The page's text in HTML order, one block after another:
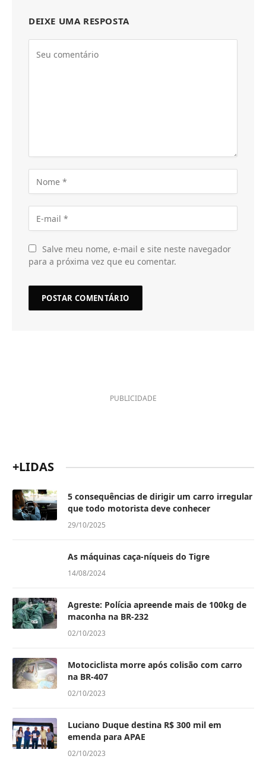
DEIXE UMA RESPOSTA
Salve meu nome, e-mail e site neste navegador
para a próxima vez que eu comentar.
PUBLICIDADE
+LIDAS
5 consequências de dirigir um carro irregular
que todo motorista deve conhecer
29/10/2025
As máquinas caça-níqueis do Tigre
14/08/2024
Agreste: Polícia apreende mais de 100kg de
maconha na BR-232
02/10/2023
Motociclista morre após colisão com carro
na BR-407
02/10/2023
Luciano Duque destina R$ 300 mil em
emenda para APAE
02/10/2023